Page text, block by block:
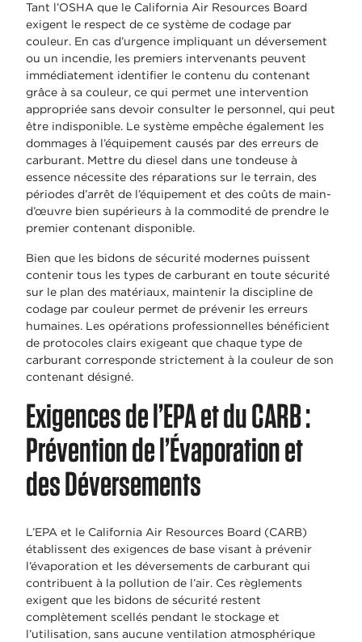
Tant l’OSHA que le California Air Resources Board
exigent le respect de ce système de codage par
couleur. En cas d’urgence impliquant un déversement
ou un incendie, les premiers intervenants peuvent
immédiatement identifier le contenu du contenant
grâce à sa couleur, ce qui permet une intervention
appropriée sans devoir consulter le personnel, qui peut
être indisponible. Le système empêche également les
dommages à l’équipement causés par des erreurs de
carburant. Mettre du diesel dans une tondeuse à
essence nécessite des réparations sur le terrain, des
périodes d’arrêt de l’équipement et des coûts de main-
d’œuvre bien supérieurs à la commodité de prendre le
premier contenant disponible.
Bien que les bidons de sécurité modernes puissent
contenir tous les types de carburant en toute sécurité
sur le plan des matériaux, maintenir la discipline de
codage par couleur permet de prévenir les erreurs
humaines. Les opérations professionnelles bénéficient
de protocoles clairs exigeant que chaque type de
carburant corresponde strictement à la couleur de son
contenant désigné.
Exigences de l’EPA et du CARB :
Prévention de l’Évaporation et
des Déversements
L’EPA et le California Air Resources Board (CARB)
établissent des exigences de base visant à prévenir
l’évaporation et les déversements de carburant qui
contribuent à la pollution de l’air. Ces règlements
exigent que les bidons de sécurité restent
complètement scellés pendant le stockage et
l’utilisation, sans aucune ventilation atmosphérique